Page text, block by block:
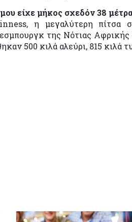
είχε μήκος σχεδόν 38
η μεγαλύτερη πίτσα
της Νότιας Αφρικής
500 κιλά αλεύρι, 815 κιλά